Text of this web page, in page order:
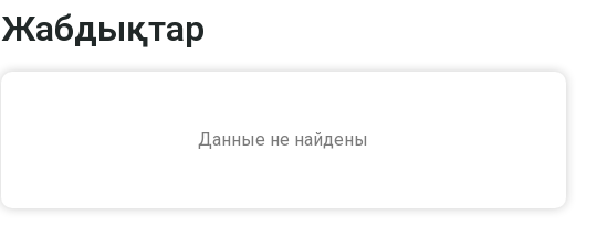
Жабдықтар
Данные не найдены